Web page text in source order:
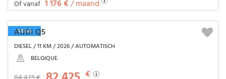
Of vanaf 1 176 €/ maand
NIEUW
AUDI Q5
DIESEL / 11 KM / 2026 / AUTOMATISCH
BELGIQUE
€